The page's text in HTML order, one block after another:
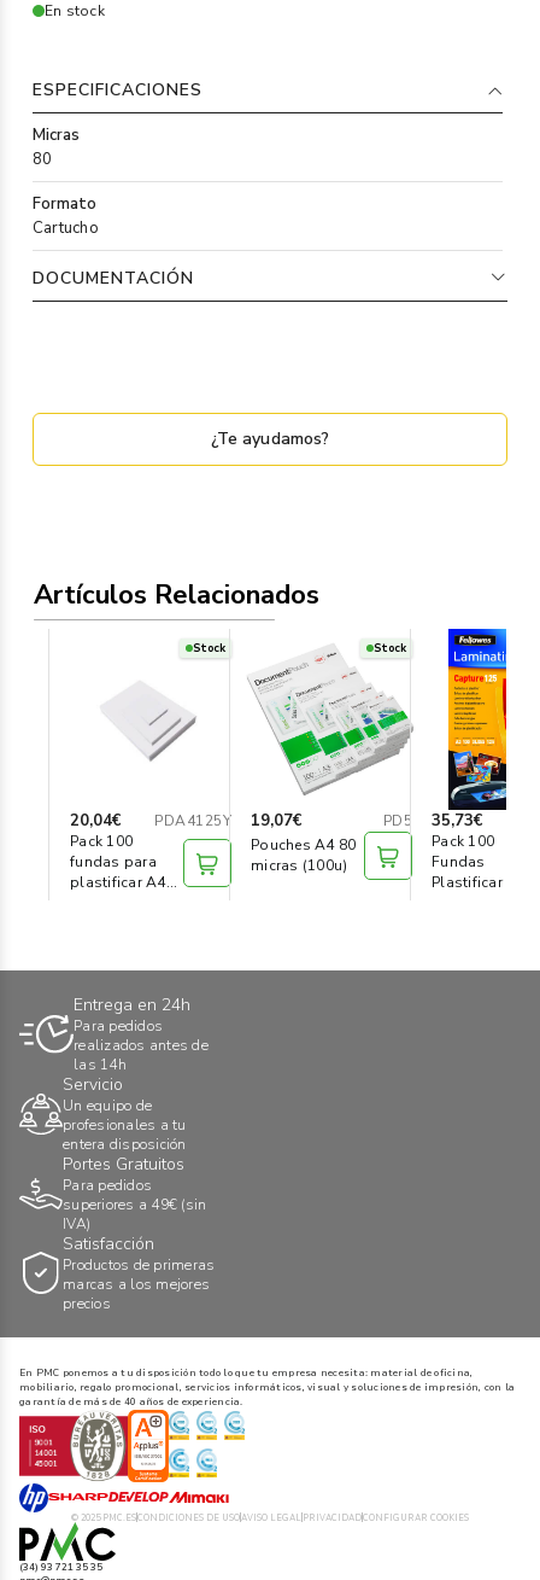
En stock
ESPECIFICACIONES
Micras
80
Formato
Cartucho
DOCUMENTACIÓN
¿Te ayudamos?
Artículos Relacionados
Stock
20,04€
PDA4125Y
Pack 100
fundas para
plastificar A4
Stock
19,07€
PD5
Pouches A4 80
micras (100u)
35,73€
Pack 100
Fundas
Plastificar 125
Entrega en 24h
Para pedidos
realizados antes de
las 14h
Servicio
Un equipo de
profesionales a tu
entera disposición
Portes Gratuitos
Para pedidos
superiores a 49€ (sin
IVA)
Satisfacción
Productos de primeras
marcas a los mejores
precios
En PMC ponemos a tu disposición todo lo que tu empresa necesita: material de oficina,
mobiliario, regalo promocional, servicios informáticos, visual y soluciones de impresión, con la
garantía de más de 40 años de experiencia.
© 2025 PMC.ESCONDICIONES DE USO AVISO LEGAL PRIVACIDADCONFIGURAR COOKIES
(34) 93 721 35 35